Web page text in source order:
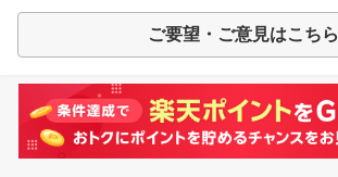
ご要望・ご意見はこちら